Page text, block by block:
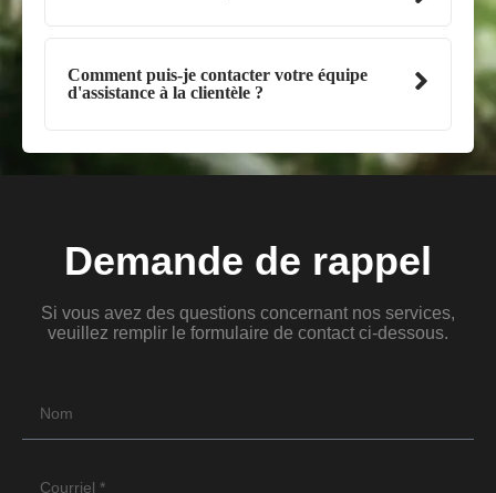
Comment puis-je contacter votre équipe
d'assistance à la clientèle ?
Demande de rappel
Si vous avez des questions concernant nos services,
veuillez remplir le formulaire de contact ci-dessous.